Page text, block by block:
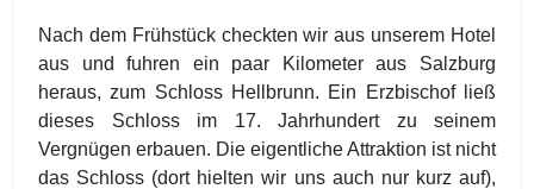
Nach dem Frühstück checkten wir aus unserem Hotel
aus und fuhren ein paar Kilometer aus Salzburg
heraus, zum Schloss Hellbrunn. Ein Erzbischof ließ
dieses Schloss im 17. Jahrhundert zu seinem
Vergnügen erbauen. Die eigentliche Attraktion ist nicht
das Schloss (dort hielten wir uns auch nur kurz auf),